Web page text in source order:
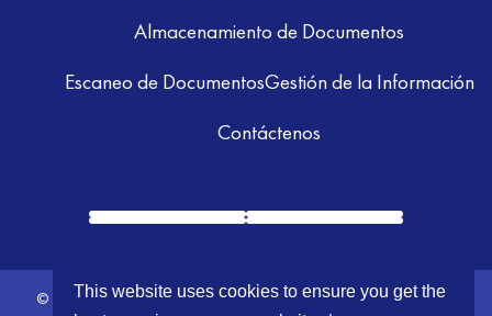
This website uses cookies to ensure you get the
Almacenamiento de Documentos
Escaneo de DocumentosGestión de la Información
Contáctenos
© 2026 GRM Information Management. All Rights Reserved.Terms &